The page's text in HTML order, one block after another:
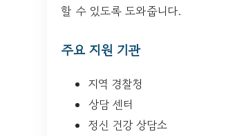
할 수 있도록 도와줍니다.
주요 지원 기관
지역 경찰청
상담 센터
정신 건강 상담소